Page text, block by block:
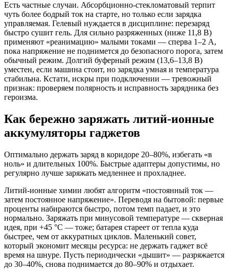
Есть частные случаи. Абсорбционно‑стекломатовый терпит
чуть более бодрый ток на старте, но только если зарядка
управляемая. Гелевый нуждается в дисциплине: перезаряд
быстро сушит гель. Для сильно разряженных (ниже 11,8 В)
применяют «реанимацию» малыми токами — сперва 1–2 А,
пока напряжение не поднимется до безопасного порога, затем
обычный режим. Долгий буферный режим (13,6–13,8 В)
уместен, если машина стоит, но зарядка умная и температура
стабильна. Кстати, искры при подключении — тревожный
признак: проверяем полярность и исправность зарядника без
героизма.
Как бережно заряжать литий‑ионные
аккумуляторы гаджетов
Оптимально держать заряд в коридоре 20–80%, избегать «в
ноль» и длительных 100%. Быстрые адаптеры допустимы, но
регулярно лучше заряжать медленнее и прохладнее.
Литий‑ионные химии любят алгоритм «постоянный ток —
затем постоянное напряжение». Переводя на бытовой: первые
проценты набираются быстро, потом темп падает, и это
нормально. Заряжать при минусовой температуре — скверная
идея, при +45 °C — тоже; батарея стареет от тепла куда
быстрее, чем от аккуратных циклов. Маленький совет,
который экономит месяцы ресурса: не держать гаджет всё
время на шнуре. Пусть периодически «дышит» — разряжается
до 30–40%, снова поднимается до 80–90% и отдыхает.